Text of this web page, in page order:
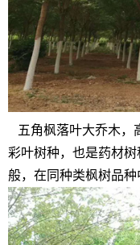
五角枫落叶大乔木，
彩叶树种，也是药材
般，在同种类枫树品种